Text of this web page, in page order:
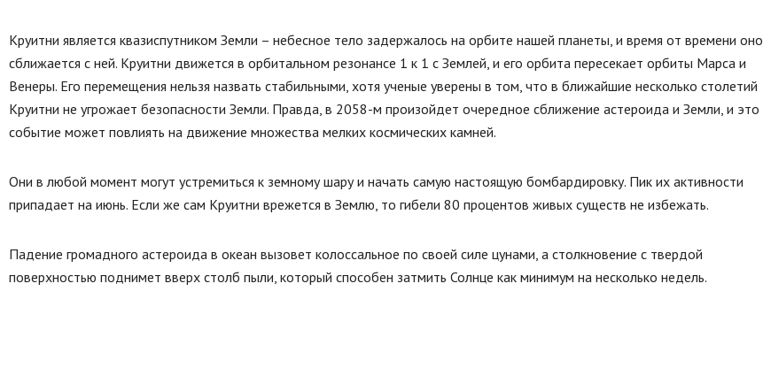
Круитни является квазиспутником Земли – небесное тело задержалось на орбите нашей планеты, и время от времени оно
сближается с ней. Круитни движется в орбитальном резонансе 1 к 1 с Землей, и его орбита пересекает орбиты Марса и
Венеры. Его перемещения нельзя назвать стабильными, хотя ученые уверены в том, что в ближайшие несколько столетий
Круитни не угрожает безопасности Земли. Правда, в 2058-м произойдет очередное сближение астероида и Земли, и это
событие может повлиять на движение множества мелких космических камней.
Они в любой момент могут устремиться к земному шару и начать самую настоящую бомбардировку. Пик их активности
припадает на июнь. Если же сам Круитни врежется в Землю, то гибели 80 процентов живых существ не избежать.
Падение громадного астероида в океан вызовет колоссальное по своей силе цунами, а столкновение с твердой
поверхностью поднимет вверх столб пыли, который способен затмить Солнце как минимум на несколько недель.